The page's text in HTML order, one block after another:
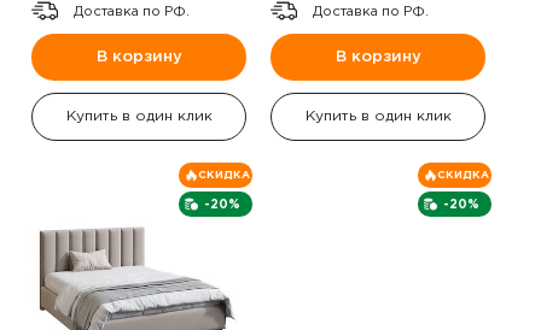
Доставка по РФ.
В корзину
Купить в один клик
Доставка по РФ.
В корзину
Купить в один клик
-20%
СКИДКА
-20%
СКИДКА